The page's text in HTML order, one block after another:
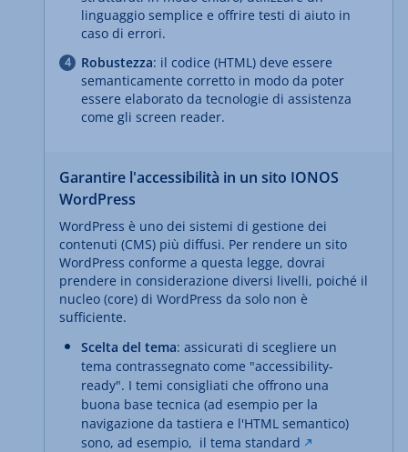
linguaggio semplice e offrire testi di aiuto in
caso di errori.
Robustezza: il codice (HTML) deve essere
semanticamente corretto in modo da poter
essere elaborato da tecnologie di assistenza
come gli screen reader.
Garantire l'accessibilità in un sito IONOS
WordPress
WordPress è uno dei sistemi di gestione dei
contenuti (CMS) più diffusi. Per rendere un sito
WordPress conforme a questa legge, dovrai
prendere in considerazione diversi livelli, poiché il
nucleo (core) di WordPress da solo non è
sufficiente.
Scelta del tema: assicurati di scegliere un
tema contrassegnato come "accessibility-
ready". I temi consigliati che offrono una
buona base tecnica (ad esempio per la
navigazione da tastiera e l'HTML semantico)
sono, ad esempio, il tema standard